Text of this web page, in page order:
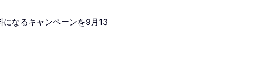
なるキャンペーンを9月13